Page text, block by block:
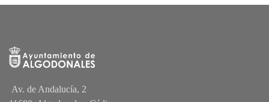
Av. de Andalucía, 2